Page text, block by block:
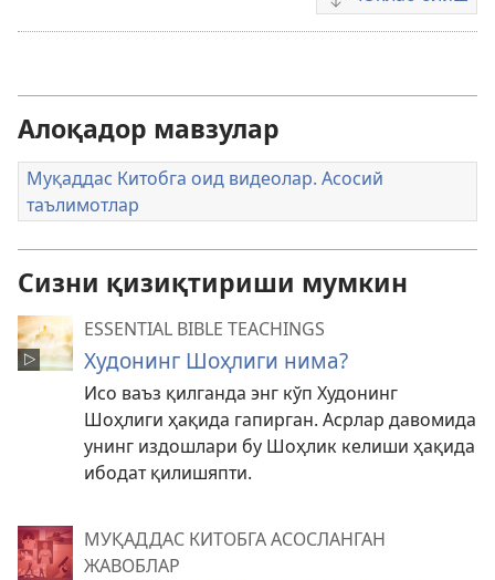
Видео
ёзувларни
Алоқадор мавзулар
Муқаддас Китобга оид видеолар. Асосий
таълимотлар
Сизни қизиқтириши мумкин
ESSENTIAL BIBLE TEACHINGS
Худонинг Шоҳлиги нима?
Исо ваъз қилганда энг кўп Худонинг
Шоҳлиги ҳақида гапирган. Асрлар давомида
унинг издошлари бу Шоҳлик келиши ҳақида
ибодат қилишяпти.
МУҚАДДАС КИТОБГА АСОСЛАНГАН
ЖАВОБЛАР